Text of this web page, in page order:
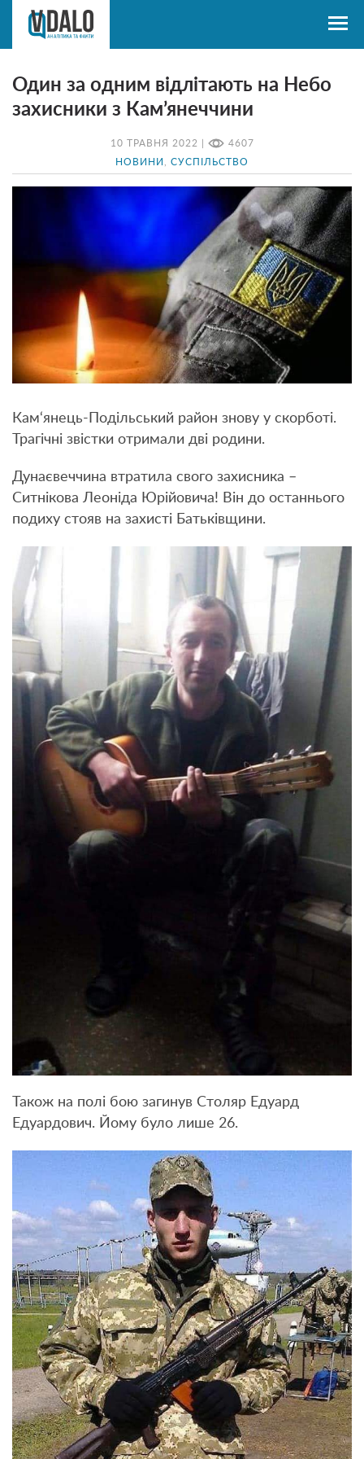
10 ТРАВНЯ 2022 | 4607
НОВИНИ СУСПІЛЬСТВО
Один за одним відлітають на Небо
захисники з Кам’янеччини
Кам‘янець-Подільський район знову у скорботі.
Трагічні звістки отримали дві родини.
Дунаєвеччина втратила свого захисника –
Ситнікова Леоніда Юрійовича! Він до останнього
подиху стояв на захисті Батьківщини.
Також на полі бою загинув Столяр Едуард
Едуардович. Йому було лише 26.